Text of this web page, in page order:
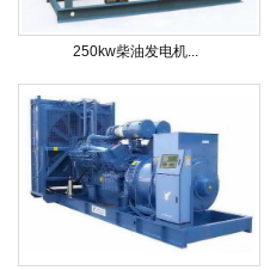
250kw柴油发电机...